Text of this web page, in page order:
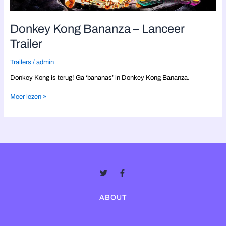
Donkey Kong Bananza – Lanceer
Trailer
Trailers /admin
Donkey Kong is terug! Ga ‘bananas’ in Donkey Kong Bananza.
Meer lezen »
TwitterFacebook-
ABOUT